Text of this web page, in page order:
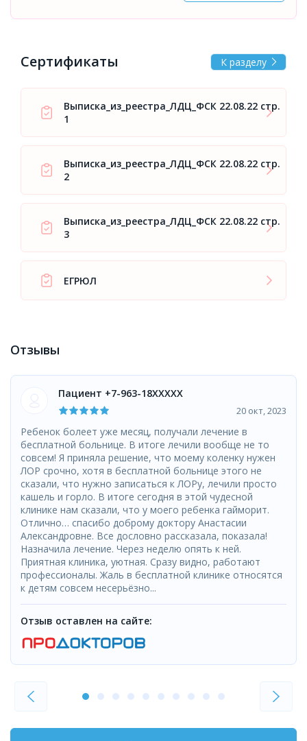
Сертификаты К разделу
Выписка_из_реестра_ЛДЦ_ФСК 22.08.22 стр.
1
Выписка_из_реестра_ЛДЦ_ФСК 22.08.22 стр.
2
Выписка_из_реестра_ЛДЦ_ФСК 22.08.22 стр.
3
ЕГРЮЛ
Отзывы
Пациент +7-963-18XXXXX
20 окт, 2023
Ребенок болеет уже месяц, получали лечение в
бесплатной больнице. В итоге лечили вообще не то
совсем! Я приняла решение, что моему коленку нужен
ЛОР срочно, хотя в бесплатной больнице этого не
сказали, что нужно записаться к ЛОРу, лечили просто
кашель и горло. В итоге сегодня в этой чудесной
клинике нам сказали, что у моего ребенка гайморит.
Отлично… спасибо доброму доктору Анастасии
Александровне. Все дословно рассказала, показала!
Назначила лечение. Через неделю опять к ней.
Приятная клиника, уютная. Сразу видно, работают
профессионалы. Жаль в бесплатной клинике относятся
к детям совсем несерьёзно...
Отзыв оставлен на сайте: